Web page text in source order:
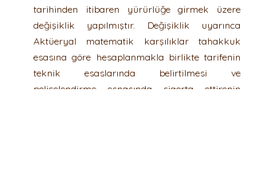
tarihinden itibaren yürürlüğe girmek üzere
değişiklik yapılmıştır. Değişiklik uyarınca
Aktüeryal matematik karşılıklar tahakkuk
esasına göre hesaplanmakla birlikte tarifenin
teknik esaslarında belirtilmesi ve
poliçelendirme esnasında sigorta ettirenin